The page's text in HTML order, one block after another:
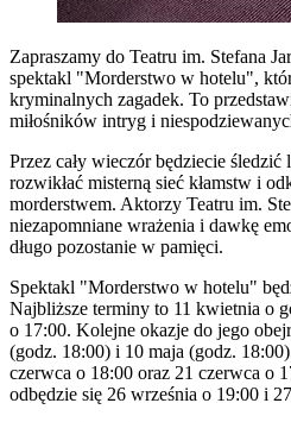
Zapraszamy do Teatru im. Stefana
spektakl "Morderstwo w hotelu",
kryminalnych zagadek. To
miłośników intryg i
Przez cały wieczór będziecie śledzić
rozwikłać misterną sieć kłamstw i
morderstwem. Aktorzy Teatru im.
niezapomniane wrażenia i dawkę
długo pozostanie w pamięci.
Spektakl "Morderstwo w hotelu"
Najbliższe terminy to 11 kwietnia o
o 17:00. Kolejne okazje do jego
(godz. 18:00) i 10 maja (godz.
czerwca o 18:00 oraz 21 czerwca o
odbędzie się 26 września o 19:00 i